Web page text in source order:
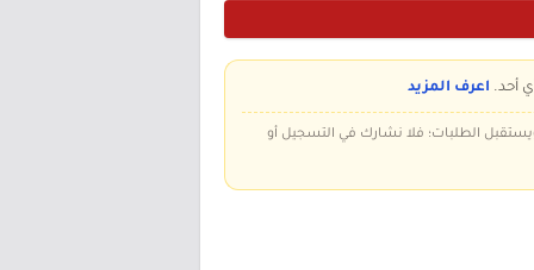
أحد. اعرف المزيد
الطلبات؛ فلا نشارك في التسجيل أو